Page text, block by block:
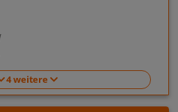
4 weitere